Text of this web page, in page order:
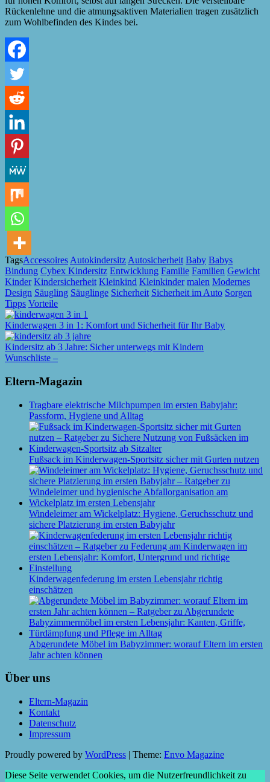
Rückenlehne und die atmungsaktiven Materialien tragen zusätzlich
zum Wohlbefinden des Kindes bei.
TagsAccessoires Autokindersitz Autosicherheit Baby Babys
Bindung Cybex Kindersitz Entwicklung Familie Familien Gewicht
Kinder Kindersicherheit Kleinkind Kleinkinder malen Modernes
Design Säugling Säuglinge Sicherheit Sicherheit im Auto Sorgen
Tipps Vorteile
Kinderwagen 3 in 1: Komfort und Sicherheit für Ihr Baby
Kindersitz ab 3 Jahre: Sicher unterwegs mit Kindern
Wunschliste –
Eltern-Magazin
Tragbare elektrische Milchpumpen im ersten Babyjahr:
Passform, Hygiene und Alltag
Fußsack im Kinderwagen-Sportsitz sicher mit Gurten nutzen
Windeleimer am Wickelplatz: Hygiene, Geruchsschutz und
sichere Platzierung im ersten Babyjahr
Kinderwagenfederung im ersten Lebensjahr richtig
einschätzen
Abgerundete Möbel im Babyzimmer: worauf Eltern im ersten
Jahr achten können
Über uns
Eltern-Magazin
Kontakt
Datenschutz
Impressum
Proudly powered by WordPress | Theme: Envo Magazine
Diese Seite verwendet Cookies, um die Nutzerfreundlichkeit zu